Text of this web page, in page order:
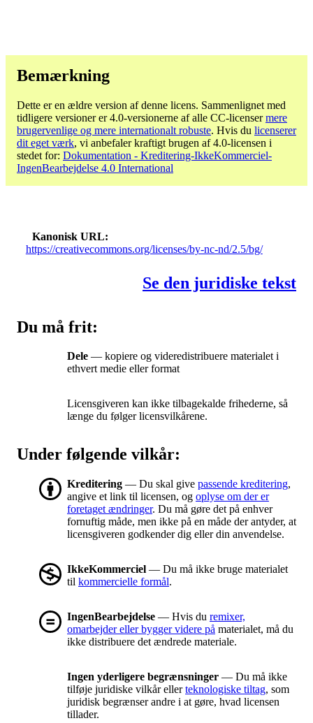
Bemærkning
Dette er en ældre version af denne licens. Sammenlignet med
tidligere versioner er 4.0-versionerne af alle CC-licensermere
brugervenlige og mere internationalt robuste. Hvis du licenserer
dit eget værk, vi anbefaler kraftigt brugen af ​​4.0-licensen i
stedet for: Dokumentation - Kreditering-IkkeKommerciel-
IngenBearbejdelse 4.0 International
Kanonisk URL
https://creativecommons.org/licenses/by-nc-nd/2.5/bg/
Se den juridiske tekst
Du må frit:
Dele — kopiere og videredistribuere materialet i
ethvert medie eller format
Licensgiveren kan ikke tilbagekalde frihederne, så
længe du følger licensvilkårene.
Under følgende vilkår:
Kreditering — Du skal give passende kreditering,
angive et link til licensen, og oplyse om der er
foretaget ændringer. Du må gøre det på enhver
fornuftig måde, men ikke på en måde der antyder, at
licensgiveren godkender dig eller din anvendelse.
IkkeKommerciel — Du må ikke bruge materialet
til kommercielle formål.
IngenBearbejdelse — Hvis du remixer,
omarbejder eller bygger videre på materialet, må du
ikke distribuere det ændrede materiale.
Ingen yderligere begrænsninger — Du må ikke
tilføje juridiske vilkår ellerteknologiske tiltag, som
juridisk begrænser andre i at gøre, hvad licensen
tillader.